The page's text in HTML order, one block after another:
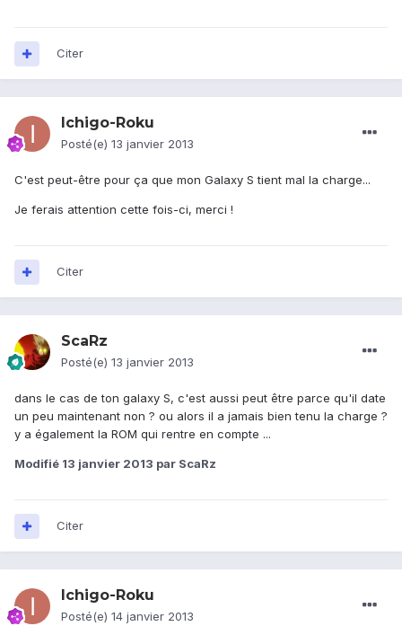
Citer
Ichigo-Roku
Posté(e) 13 janvier 2013
C'est peut-être pour ça que mon Galaxy S tient mal la charge...
Je ferais attention cette fois-ci, merci !
Citer
ScaRz
Posté(e) 13 janvier 2013
dans le cas de ton galaxy S, c'est aussi peut être parce qu'il date
un peu maintenant non ? ou alors il a jamais bien tenu la charge ?
y a également la ROM qui rentre en compte ...
Modifié 13 janvier 2013 par ScaRz
Citer
Ichigo-Roku
Posté(e) 14 janvier 2013